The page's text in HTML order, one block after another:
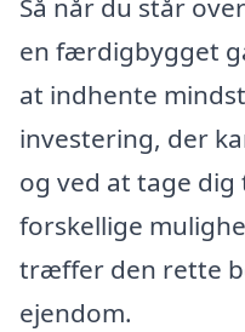
Så når du står
en færdigbygget
at indhente
investering, der
og ved at tage
forskellige
træffer den rette
ejendom.